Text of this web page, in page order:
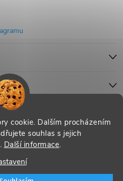
cookie. Dalším procházením
souhlas s jejich
Další informace.
. Všechna práva vyhrazena.
cookies